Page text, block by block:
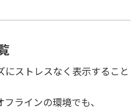
ストレスなく表示すること
ラインの環境でも、